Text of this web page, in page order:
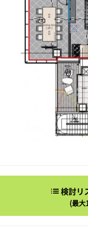
検討リ
(最大